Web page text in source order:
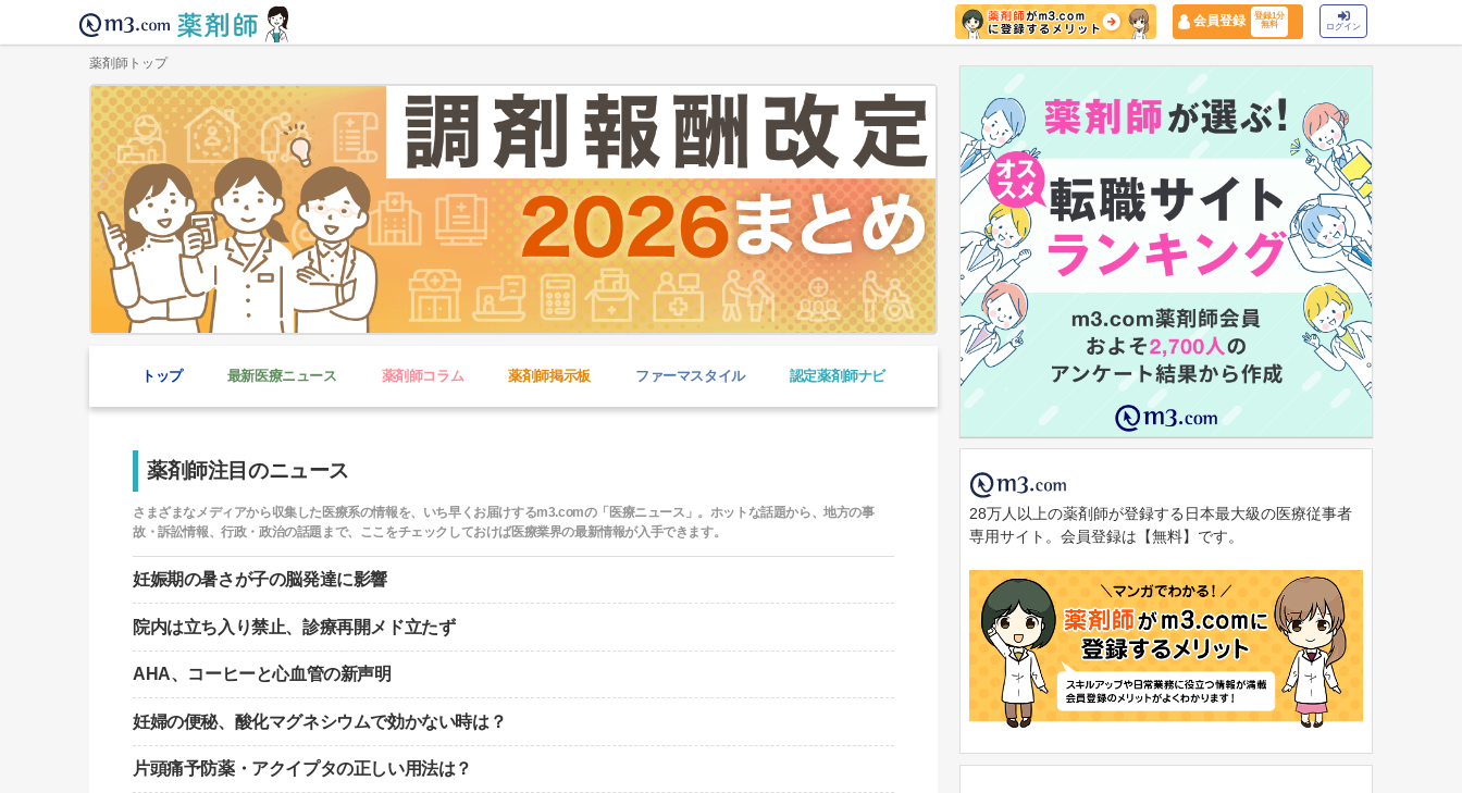
会員登録
登録1分
無料
ログイン
薬剤師トップ
トップ 最新医療ニュース 薬剤師コラム 薬剤師掲示板 ファーマスタイル 認定薬剤師ナビ
薬剤師注目のニュース
さまざまなメディアから収集した医療系の情報を、いち早くお届けするm3.comの「医療ニュース」。ホットな話題から、地方の事
故・訴訟情報、行政・政治の話題まで、ここをチェックしておけば医療業界の最新情報が入手できます。
妊娠期の暑さが子の脳発達に影響
院内は立ち入り禁止、診療再開メド立たず
AHA、コーヒーと心血管の新声明
妊婦の便秘、酸化マグネシウムで効かない時は？
片頭痛予防薬・アクイプタの正しい用法は？
28万人以上の薬剤師が登録する日本最大級の医療従事者
専用サイト。会員登録は【無料】です。